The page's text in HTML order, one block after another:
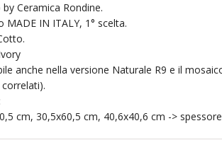
Ceramica Rondine.
MADE IN ITALY, 1° scelta.
anche nella versione Naturale R9 e il
cm, 30,5x60,5 cm, 40,6x40,6 cm ->